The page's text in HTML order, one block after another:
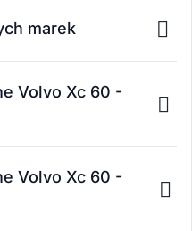
marek
Volvo Xc 60 -
Volvo Xc 60 -